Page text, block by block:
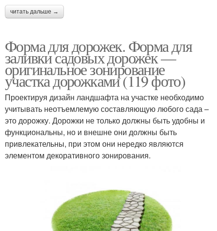
читать дальше →
Форма для дорожек. Форма для
заливки садовых дорожек —
оригинальное зонирование
участка дорожками (119 фото)
Проектируя дизайн ландшафта на участке необходимо
учитывать неотъемлемую составляющую любого сада –
это дорожку. Дорожки не только должны быть удобны и
функциональны, но и внешне они должны быть
привлекательны, при этом они нередко являются
элементом декоративного зонирования.